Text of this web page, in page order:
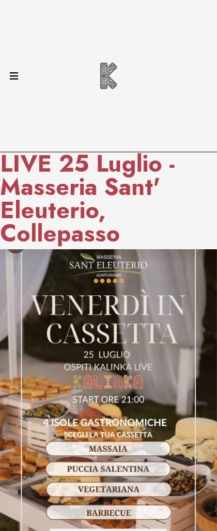
LIVE 25 Luglio -
Masseria Sant'
Eleuterio,
Collepasso